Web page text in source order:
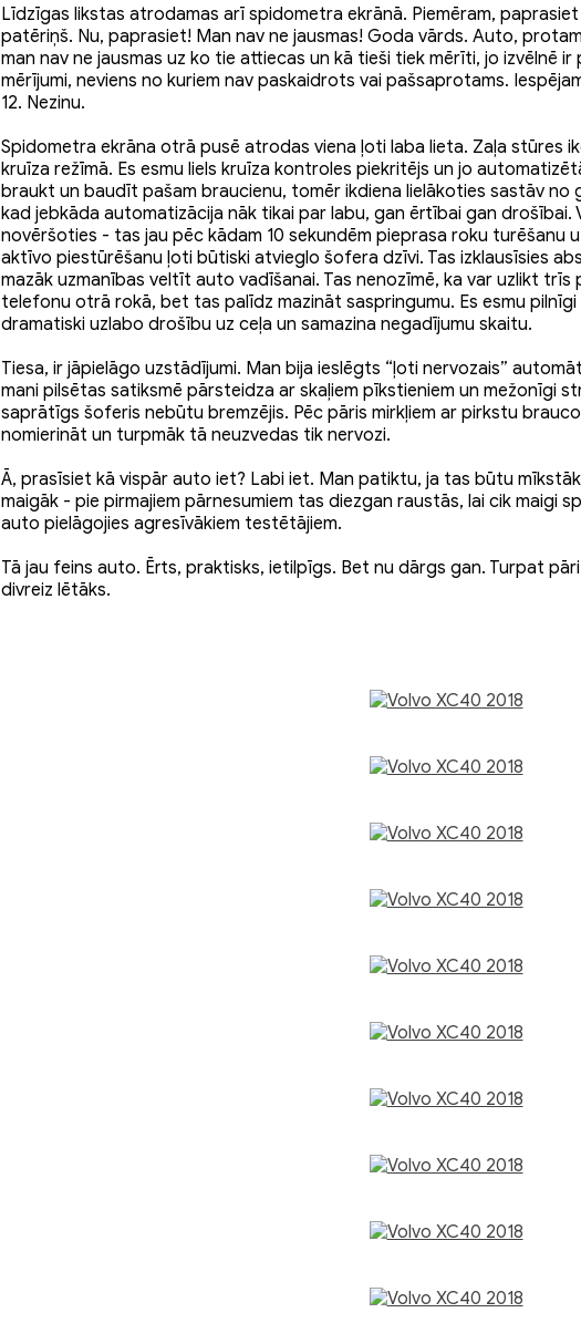
Līdzīgas likstas atrodamas arī spidometra ekrānā. Piemēram,
patēriņš. Nu, paprasiet! Man nav ne jausmas! Goda vārds. Auto,
man nav ne jausmas uz ko tie attiecas un kā tieši tiek mērīti, jo izvēlnē
mērījumi, neviens no kuriem nav paskaidrots vai pašsaprotams.
12. Nezinu.
Spidometra ekrāna otrā pusē atrodas viena ļoti laba lieta. Zaļa stūres
kruīza režīmā. Es esmu liels kruīza kontroles piekritējs un jo
braukt un baudīt pašam braucienu, tomēr ikdiena lielākoties sastāv no
kad jebkāda automatizācija nāk tikai par labu, gan ērtībai gan drošībai.
novēršoties - tas jau pēc kādam 10 sekundēm pieprasa roku turēšanu
aktīvo piestūrēšanu ļoti būtiski atvieglo šofera dzīvi. Tas izklausīsies
mazāk uzmanības veltīt auto vadīšanai. Tas nenozīmē, ka var uzlikt
telefonu otrā rokā, bet tas palīdz mazināt saspringumu. Es esmu
dramatiski uzlabo drošību uz ceļa un samazina negadījumu skaitu.
Tiesa, ir jāpielāgo uzstādījumi. Man bija ieslēgts “ļoti nervozais”
mani pilsētas satiksmē pārsteidza ar skaļiem pīkstieniem un mežonīgi
saprātīgs šoferis nebūtu bremzējis. Pēc pāris mirkļiem ar pirkstu
nomierināt un turpmāk tā neuzvedas tik nervozi.
Ā, prasīsiet kā vispār auto iet? Labi iet. Man patiktu, ja tas būtu
maigāk - pie pirmajiem pārnesumiem tas diezgan raustās, lai cik maigi
auto pielāgojies agresīvākiem testētājiem.
Tā jau feins auto. Ērts, praktisks, ietilpīgs. Bet nu dārgs gan. Turpat
divreiz lētāks.